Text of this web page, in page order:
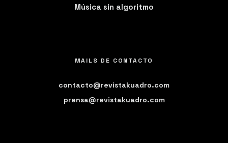
Música sin algoritmo
MAILS DE CONTACTO
contacto@revistakuadro.com
prensa@revistakuadro.com